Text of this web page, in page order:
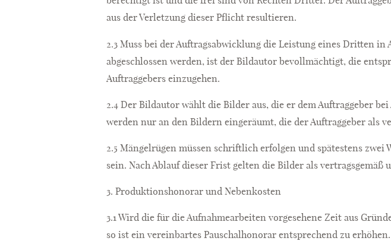
aus der Verletzung dieser Pflicht resultieren.
2.3 Muss bei der Auftragsabwicklung die Leistung eines Dritten
abgeschlossen werden, ist der Bildautor bevollmächtigt, die
Auftraggebers einzugehen.
2.4 Der Bildautor wählt die Bilder aus, die er dem Auftraggeber
werden nur an den Bildern eingeräumt, die der Auftraggeber als
2.5 Mängelrügen müssen schriftlich erfolgen und spätestens
sein. Nach Ablauf dieser Frist gelten die Bilder als vertragsgemäß
3. Produktionshonorar und Nebenkosten
3.1 Wird die für die Aufnahmearbeiten vorgesehene Zeit aus
so ist ein vereinbartes Pauschalhonorar entsprechend zu